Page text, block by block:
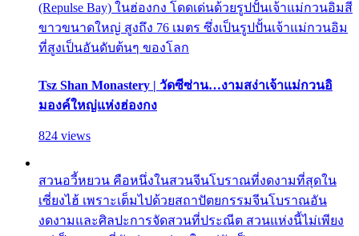
(Repulse Bay) ในฮ่องกง โดดเด่นด้วยรูปปั้นเจ้าแม่กวนอิมสี
ขาวขนาดใหญ่ สูงถึง 76 เมตร ซึ่งเป็นรูปปั้นเจ้าแม่กวนอิม
ที่สูงเป็นอันดับต้นๆ ของโลก
Tsz Shan Monastery | วัดซีซ่าน…งามสง่าเจ้าแม่กวนอิ
มองค์ใหญ่แห่งฮ่องกง
824 views
สวนอวี้หยวน คือหนึ่งในสวนจีนโบราณที่งดงามที่สุดใน
เซี่ยงไฮ้ เพราะเต็มไปด้วยสถาปัตยกรรมจีนโบราณอัน
งดงามและศิลปะการจัดสวนที่ประณีต สวนแห่งนี้ไม่เพียง